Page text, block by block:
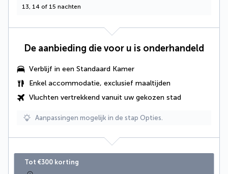
13, 14 of 15 nachten
De aanbieding die voor u is onderhandeld
Verblijf in een Standaard Kamer
Enkel accommodatie, exclusief maaltijden
Vluchten vertrekkend vanuit uw gekozen stad
Aanpassingen mogelijk in de stap Opties.
Tot €300 korting